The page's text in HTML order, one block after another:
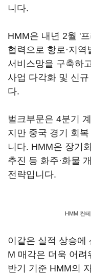
니다.
HMM은 내년 2월 '
협력으로 항로·지
서비스망을 구축하
사업 다각화 및 신
다.
벌크부문은 4분기
지만 중국 경기 회
니다. HMM은 장기
추진 등 화주·화물
전략입니다.
HMM 컨
이같은 실적 상승에
M 매각은 더욱 어
반기 기준 HMM의